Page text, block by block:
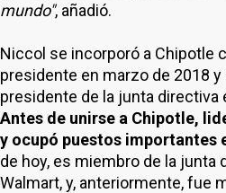
mundo", añadió.
Niccol se incorporó a Chipotle
presidente en marzo de 2018
presidente de la junta directiva
Antes de unirse a Chipotle,
y ocupó puestos importantes
de hoy, es miembro de la junta
Walmart, y, anteriormente, fue